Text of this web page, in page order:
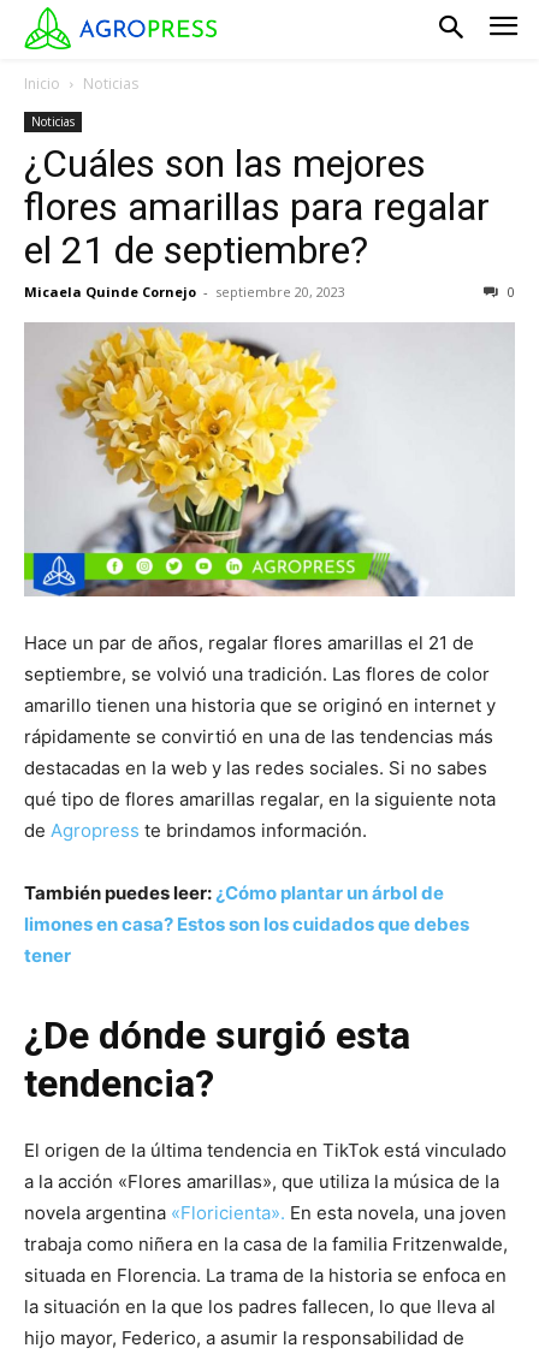
Inicio Noticias
Noticias
¿Cuáles son las mejores
flores amarillas para regalar
el 21 de septiembre?
Micaela Quinde Cornejo - septiembre 20, 2023 0
Hace un par de años, regalar flores amarillas el 21 de
septiembre, se volvió una tradición. Las flores de color
amarillo tienen una historia que se originó en internet y
rápidamente se convirtió en una de las tendencias más
destacadas en la web y las redes sociales. Si no sabes
qué tipo de flores amarillas regalar, en la siguiente nota
de Agropress te brindamos información.
También puedes leer: ¿Cómo plantar un árbol de
limones en casa? Estos son los cuidados que debes
tener
¿De dónde surgió esta
tendencia?
El origen de la última tendencia en TikTok está vinculado
a la acción «Flores amarillas», que utiliza la música de la
novela argentina «Floricienta». En esta novela, una joven
trabaja como niñera en la casa de la familia Fritzenwalde,
situada en Florencia. La trama de la historia se enfoca en
la situación en la que los padres fallecen, lo que lleva al
hijo mayor, Federico, a asumir la responsabilidad de